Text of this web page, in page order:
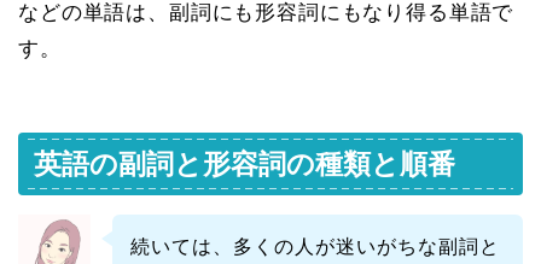
などの単語は、副詞にも形容詞にもなり得る単語で
す。
英語の副詞と形容詞の種類と順番
続いては、多くの人が迷いがちな副詞と